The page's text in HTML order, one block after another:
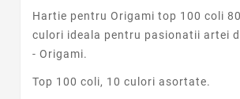
Hartie pentru Origami top 100 coli
culori ideala pentru pasionatii artei
- Origami.
Top 100 coli, 10 culori asortate.